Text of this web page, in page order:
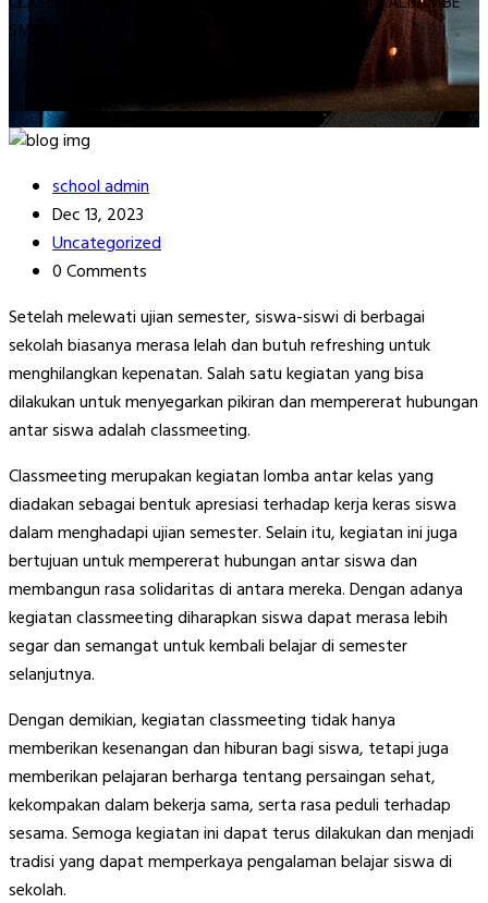
SMKPK TAHUN AJARAN 2023/2024”
school admin
Dec 13, 2023
Uncategorized
0 Comments
Setelah melewati ujian semester, siswa-siswi di berbagai
sekolah biasanya merasa lelah dan butuh refreshing untuk
menghilangkan kepenatan. Salah satu kegiatan yang bisa
dilakukan untuk menyegarkan pikiran dan mempererat hubungan
antar siswa adalah classmeeting.
Classmeeting merupakan kegiatan lomba antar kelas yang
diadakan sebagai bentuk apresiasi terhadap kerja keras siswa
dalam menghadapi ujian semester. Selain itu, kegiatan ini juga
bertujuan untuk mempererat hubungan antar siswa dan
membangun rasa solidaritas di antara mereka. Dengan adanya
kegiatan classmeeting diharapkan siswa dapat merasa lebih
segar dan semangat untuk kembali belajar di semester
selanjutnya.
Dengan demikian, kegiatan classmeeting tidak hanya
memberikan kesenangan dan hiburan bagi siswa, tetapi juga
memberikan pelajaran berharga tentang persaingan sehat,
kekompakan dalam bekerja sama, serta rasa peduli terhadap
sesama. Semoga kegiatan ini dapat terus dilakukan dan menjadi
tradisi yang dapat memperkaya pengalaman belajar siswa di
sekolah.